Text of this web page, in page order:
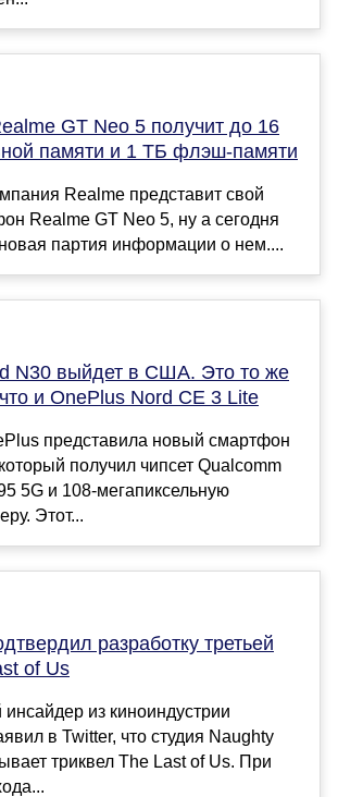
GT Neo 5 получит до 16
памяти и 1 ТБ флэш-памяти
Realme представит свой
Realme GT Neo 5, ну а сегодня
партия информации о нем....
N30 выйдет в США. Это то же
и OnePlus Nord CE 3 Lite
представила новый смартфон
получил чипсет Qualcomm
5G и 108-мегапиксельную
Этот...
разработку третьей
of Us
из киноиндустрии
в Twitter, что студия Naughty
триквел The Last of Us. При